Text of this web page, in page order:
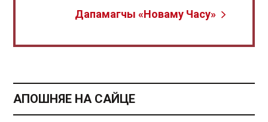
Дапамагчы «Новаму Часу»
АПОШНЯЕ НА САЙЦЕ